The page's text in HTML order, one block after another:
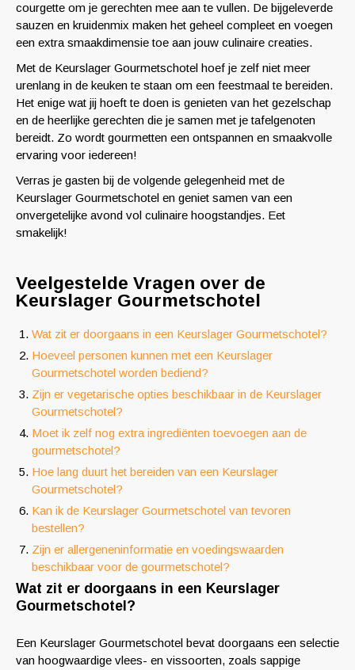
courgette om je gerechten mee aan te vullen. De bijgeleverde
sauzen en kruidenmix maken het geheel compleet en voegen
een extra smaakdimensie toe aan jouw culinaire creaties.
Met de Keurslager Gourmetschotel hoef je zelf niet meer
urenlang in de keuken te staan om een feestmaal te bereiden.
Het enige wat jij hoeft te doen is genieten van het gezelschap
en de heerlijke gerechten die je samen met je tafelgenoten
bereidt. Zo wordt gourmetten een ontspannen en smaakvolle
ervaring voor iedereen!
Verras je gasten bij de volgende gelegenheid met de
Keurslager Gourmetschotel en geniet samen van een
onvergetelijke avond vol culinaire hoogstandjes. Eet
smakelijk!
Veelgestelde Vragen over de
Keurslager Gourmetschotel
Wat zit er doorgaans in een Keurslager Gourmetschotel?
Hoeveel personen kunnen met een Keurslager
Gourmetschotel worden bediend?
Zijn er vegetarische opties beschikbaar in de Keurslager
Gourmetschotel?
Moet ik zelf nog extra ingrediënten toevoegen aan de
gourmetschotel?
Hoe lang duurt het bereiden van een Keurslager
Gourmetschotel?
Kan ik de Keurslager Gourmetschotel van tevoren
bestellen?
Zijn er allergeneninformatie en voedingswaarden
beschikbaar voor de gourmetschotel?
Wat zit er doorgaans in een Keurslager
Gourmetschotel?
Een Keurslager Gourmetschotel bevat doorgaans een selectie
van hoogwaardige vlees- en vissoorten, zoals sappige